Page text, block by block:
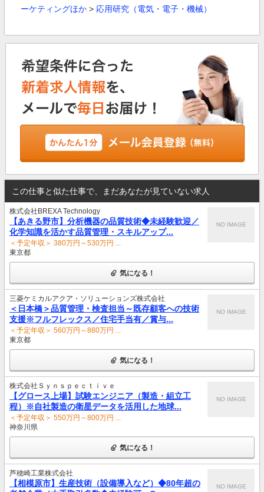
ーケティングほか > 応用研究（電気・電子・機械）
この仕事と似た仕事で、まだあなたが見ていない求人
株式会社BREXA Technology
【あきる野市】分析機器の品質技術◆未経験歓迎／
化学知識を活かす品質管理・スキルアップ...
＜予定年収＞ 380万円～530万円 ...
東京都
NO IMAGE
気になる！
三菱ケミカルアクア・ソリューションズ株式会社
＜日本橋＞品質管理・検査担当～既存顧客への技術
支援※フルフレックス／住宅手当有／賞与...
＜予定年収＞ 560万円～880万円 ...
東京都
NO IMAGE
気になる！
株式会社Ｓｙｎｓｐｅｃｔｉｖｅ
【グロース上場】試験エンジニア（製造・組立工
程）※自社製造の衛星データを活用した地球...
＜予定年収＞ 550万円～800万円 ...
神奈川県
NO IMAGE
気になる！
芦穂崎工業株式会社
【相模原市】生産技術（設備導入など）◆80年超の
NO IMAGE